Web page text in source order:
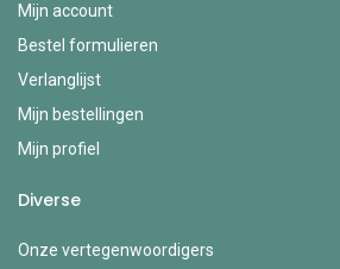
Mijn account
Bestel formulieren
Verlanglijst
Mijn bestellingen
Mijn profiel
Diverse
Onze vertegenwoordigers